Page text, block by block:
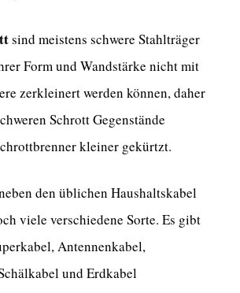
sind meistens schwere Stahlträger
Form und Wandstärke nicht mit
zerkleinert werden können, daher
Schrott Gegenstände
kleiner gekürtzt.
den üblichen Haushaltskabel
viele verschiedene Sorte. Es gibt
Antennenkabel,
und Erdkabel